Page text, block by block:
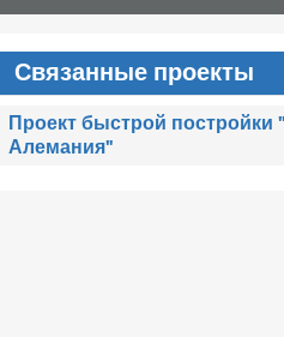
Связанные проекты
Проект быстрой постройки
Алемания"